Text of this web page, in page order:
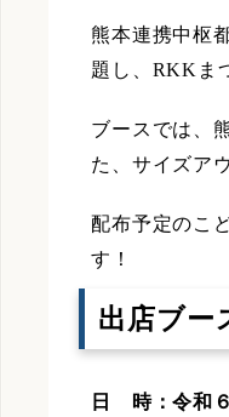
熊本連携中枢
題し、RKKま
ブースでは、
た、サイズア
配布予定のこ
す！
出店ブー
日 時：令和